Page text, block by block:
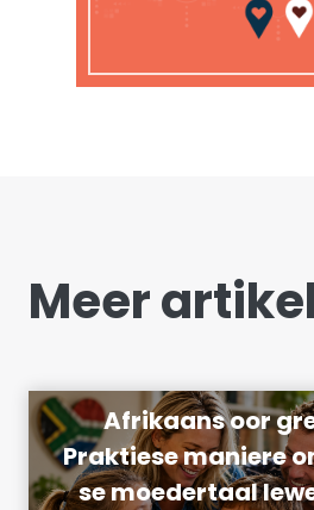
Meer
Afrikaans oor
Praktiese maniere
se moedertaal